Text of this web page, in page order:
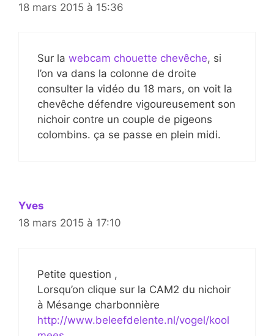
18 mars 2015 à 15:36
Sur la webcam chouette chevêche, si
l’on va dans la colonne de droite
consulter la vidéo du 18 mars, on voit la
chevêche défendre vigoureusement son
nichoir contre un couple de pigeons
colombins. ça se passe en plein midi.
Yves
18 mars 2015 à 17:10
Petite question ,
Lorsqu’on clique sur la CAM2 du nichoir
à Mésange charbonnière
http://www.beleefdelente.nl/vogel/kool